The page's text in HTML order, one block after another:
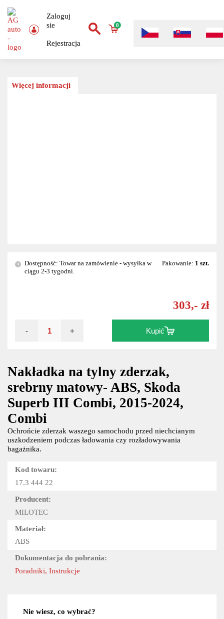
Zaloguj
sie
Rejestracja
0
Więcej informacji
Nakładka na tylny zderzak,
srebrny matowy- ABS, Skoda
Superb III Combi, 2015-2024,
Combi
Ochrońcie zderzak waszego samochodu przed niechcianym
uszkodzeniem podczas ładowania czy rozładowywania
bagażnika.
Kod towaru:
17.3 444 22
Producent:
MILOTEC
Materiał:
ABS
Dokumentacja do pobrania:
Poradniki, Instrukcje
?
Dostępność: Towar na zamówienie - wysyłka w
ciągu 2-3 tygodni.
Pakowanie: 1 szt.
303,- zł
- + Kupić
Nie wiesz, co wybrać?